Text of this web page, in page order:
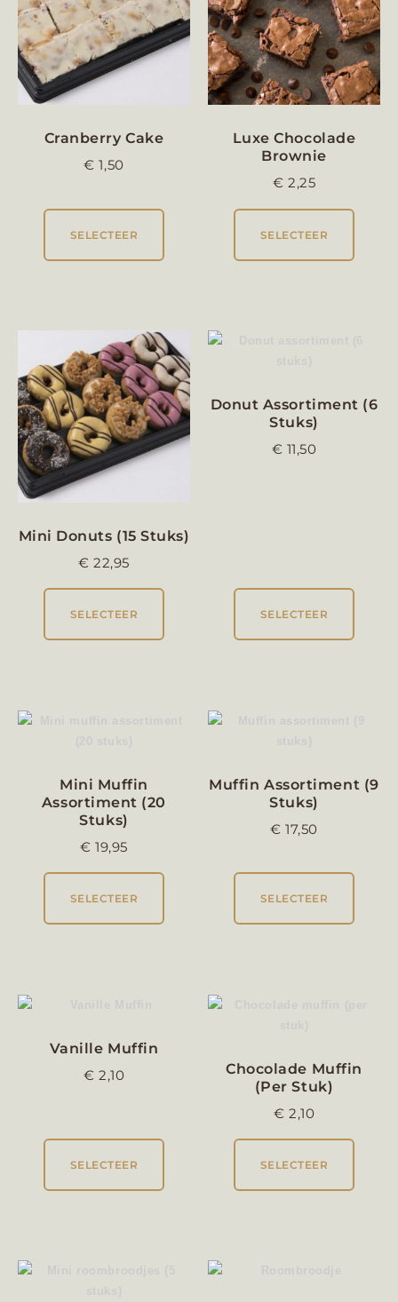
Cranberry Cake
€ 1,50
SELECTEER
Luxe Chocolade
Brownie
€ 2,25
SELECTEER
Mini Donuts (15 Stuks)
€ 22,95
SELECTEER
Donut Assortiment (6
Stuks)
€ 11,50
SELECTEER
Mini Muffin
Assortiment (20
Stuks)
€ 19,95
SELECTEER
Muffin Assortiment (9
Stuks)
€ 17,50
SELECTEER
Vanille Muffin
€ 2,10
SELECTEER
Chocolade Muffin
(per Stuk)
€ 2,10
SELECTEER